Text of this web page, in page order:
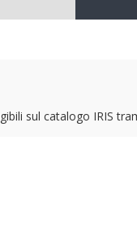
sul catalogo IRIS